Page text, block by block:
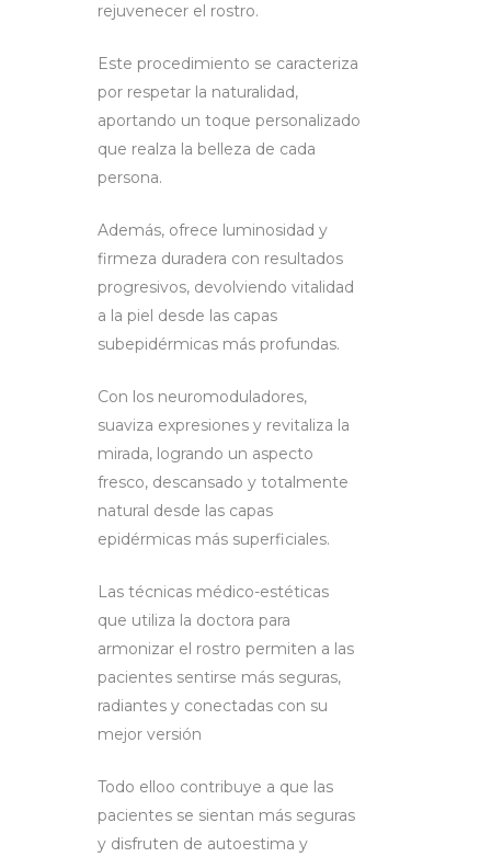
rejuvenecer el rostro.
Este procedimiento se caracteriza
por respetar la naturalidad,
aportando un toque personalizado
que realza la belleza de cada
persona.
Además, ofrece luminosidad y
firmeza duradera con resultados
progresivos, devolviendo vitalidad
a la piel desde las capas
subepidérmicas más profundas.
Con los neuromoduladores,
suaviza expresiones y revitaliza la
mirada, logrando un aspecto
fresco, descansado y totalmente
natural desde las capas
epidérmicas más superficiales.
Las técnicas médico-estéticas
que utiliza la doctora para
armonizar el rostro permiten a las
pacientes sentirse más seguras,
radiantes y conectadas con su
mejor versión
Todo elloo contribuye a que las
pacientes se sientan más seguras
y disfruten de autoestima y